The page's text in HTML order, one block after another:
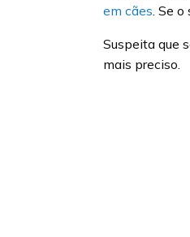
em cães. Se
Suspeita que
mais preciso.